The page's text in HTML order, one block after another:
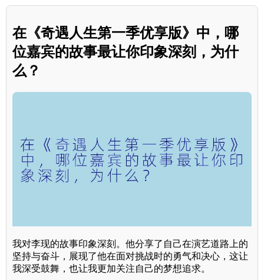
在《奇遇人生第一季优享版》中，哪
位嘉宾的故事最让你印象深刻，为什
么？
我对李现的故事印象深刻。他分享了自己在演艺道路上的
坚持与奋斗，展现了他在面对挑战时的勇气和决心，这让
我深受鼓舞，也让我更加关注自己的梦想追求。